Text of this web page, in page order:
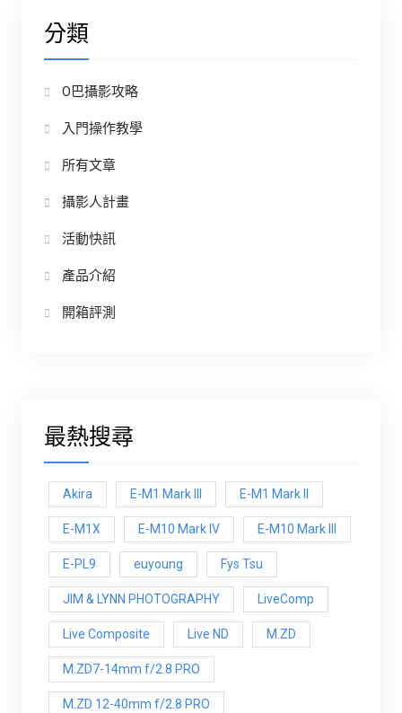
分類
O巴攝影攻略
入門操作教學
所有文章
攝影人計畫
活動快訊
產品介紹
開箱評測
最熱搜尋
Akira E-M1 Mark III E-M1 Mark ll
E-M1X E-M10 Mark IV E-M10 Mark lll
E-PL9 euyoung Fys Tsu
JIM & LYNN PHOTOGRAPHY LiveComp
Live Composite Live ND M.ZD
M.ZD7-14mm f/2.8 PRO
M.ZD 12-40mm f/2.8 PRO